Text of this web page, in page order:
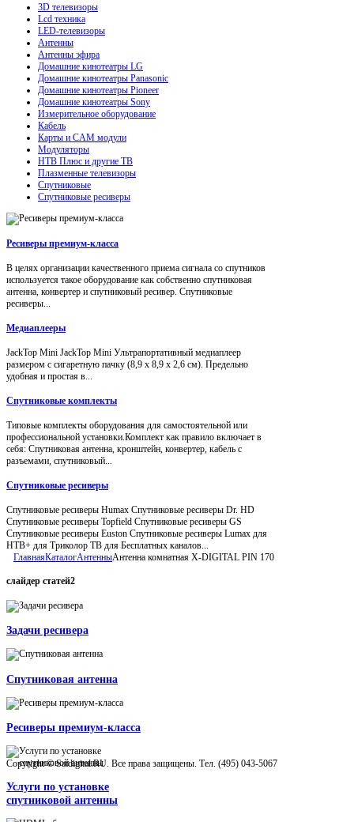
3D телевизоры
Lcd техника
LED-телевизоры
Антенны
Антенны эфира
Домашние кинотеатры LG
Домашние кинотеатры Panasonic
Домашние кинотеатры Pioneer
Домашние кинотеатры Sony
Измерительное оборудование
Кабель
Карты и CAM модули
Модуляторы
НТВ Плюс и другие ТВ
Плазменные телевизоры
Спутниковые
Спутниковые ресиверы
Ресиверы премиум-класса
В целях организации качественного приема сигнала со спутников
используется такое оборудование как собственно спутниковая
антенна, конвертер и спутниковый ресивер. Спутниковые
ресиверы...
Медиаплееры
JackTop Mini JackTop Mini Ультрапортативный медиаплеер
размером с сигаретную пачку (8,9 x 8,9 x 2,6 см). Предельно
удобная и простая в...
Спутниковые комплекты
Типовые комплекты оборудования для самостоятельной или
профессиональной установки.Комплект как правило включает в
себя: Спутниковая антенна, кронштейн, конвертер, кабель с
разъемами, спутниковый...
Спутниковые ресиверы
Спутниковые ресиверы Humax Спутниковые ресиверы Dr. HD
Спутниковые ресиверы Topfield Спутниковые ресиверы GS
Спутниковые ресиверы Euston Спутниковые ресиверы Lumax для
НТВ+ для Триколор ТВ для Бесплатных каналов...
ГлавнаяКаталогАнтенныАнтенна комнатная X-DIGITAL PIN 170
слайдер статей2
Задачи ресивера
Спутниковая антенна
Ресиверы премиум-класса
Услуги по установке
спутниковой антенны
Copyright © Satdigital.RU. Все права защищены. Тел. (495) 043-5067